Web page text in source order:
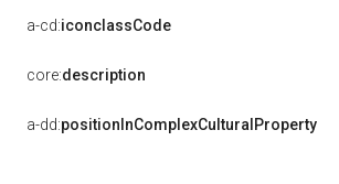
a-cd:iconclassCode
core:description
a-dd:positionInComplexCulturalProperty